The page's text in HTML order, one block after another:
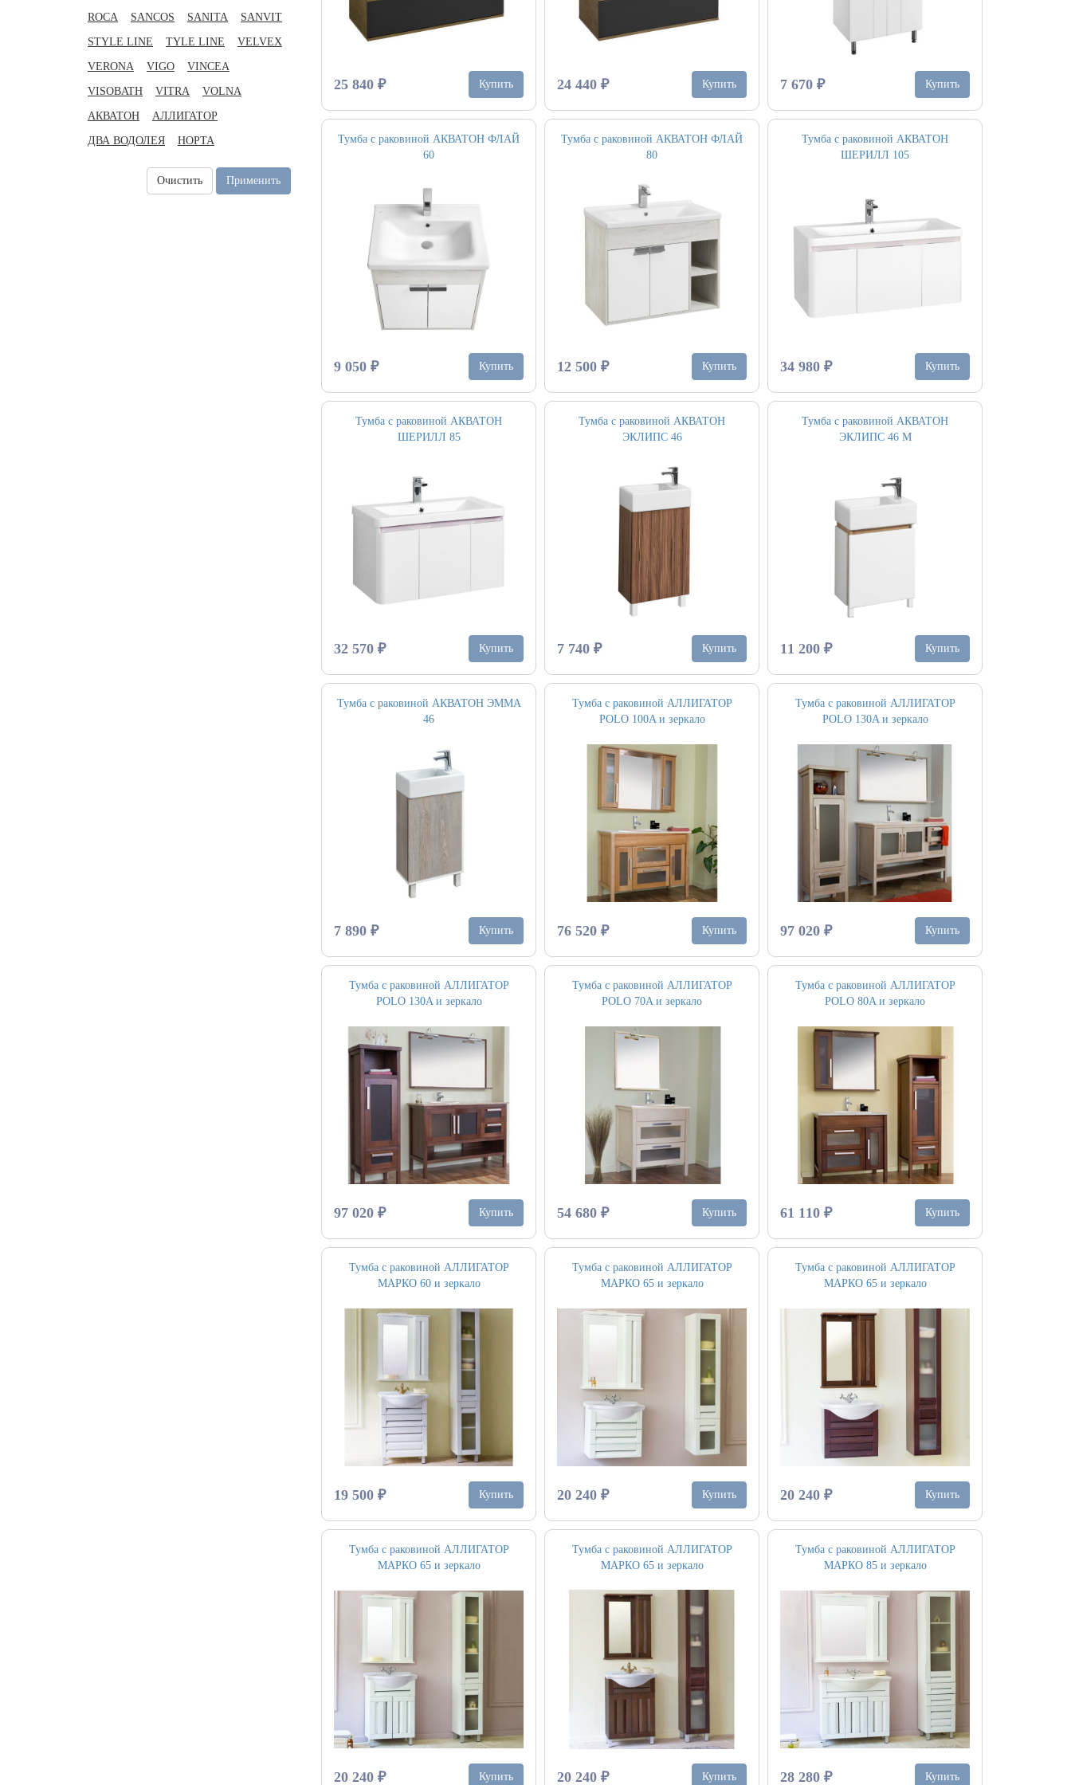
ROCA SANCOS SANITA SANVIT
STYLE LINE TYLE LINE VELVEX
VERONA VIGO VINCEA
VISOBATH VITRA VOLNA
АКВАТОН АЛЛИГАТОР
ДВА ВОДОЛЕЯ НОРТА
Очистить Применить
25 840 ₽ Купить 24 440 ₽ Купить 7 670 ₽ Купить
Тумба с раковиной АКВАТОН ФЛАЙ
60
9 050 ₽ Купить
Тумба с раковиной АКВАТОН ФЛАЙ
80
12 500 ₽ Купить
Тумба с раковиной АКВАТОН
ШЕРИЛЛ 105
34 980 ₽ Купить
Тумба с раковиной АКВАТОН
ШЕРИЛЛ 85
32 570 ₽ Купить
Тумба с раковиной АКВАТОН
ЭКЛИПС 46
7 740 ₽ Купить
Тумба с раковиной АКВАТОН
ЭКЛИПС 46 М
11 200 ₽ Купить
Тумба с раковиной АКВАТОН ЭММА
46
7 890 ₽ Купить
Тумба с раковиной АЛЛИГАТОР
POLO 100A и зеркало
76 520 ₽ Купить
Тумба с раковиной АЛЛИГАТОР
POLO 130A и зеркало
97 020 ₽ Купить
Тумба с раковиной АЛЛИГАТОР
POLO 130A и зеркало
97 020 ₽ Купить
Тумба с раковиной АЛЛИГАТОР
POLO 70A и зеркало
54 680 ₽ Купить
Тумба с раковиной АЛЛИГАТОР
POLO 80A и зеркало
61 110 ₽ Купить
Тумба с раковиной АЛЛИГАТОР
МАРКО 60 и зеркало
19 500 ₽ Купить
Тумба с раковиной АЛЛИГАТОР
МАРКО 65 и зеркало
20 240 ₽ Купить
Тумба с раковиной АЛЛИГАТОР
МАРКО 65 и зеркало
20 240 ₽ Купить
Тумба с раковиной АЛЛИГАТОР
МАРКО 65 и зеркало
20 240 ₽ Купить
Тумба с раковиной АЛЛИГАТОР
МАРКО 65 и зеркало
20 240 ₽ Купить
Тумба с раковиной АЛЛИГАТОР
МАРКО 85 и зеркало
28 280 ₽ Купить